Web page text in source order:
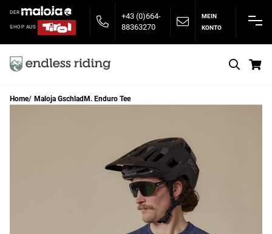
DER
SHOP AUS
+43 (0)664-
88363270
MEIN
KONTO
Home Maloja GschladM. Enduro Tee